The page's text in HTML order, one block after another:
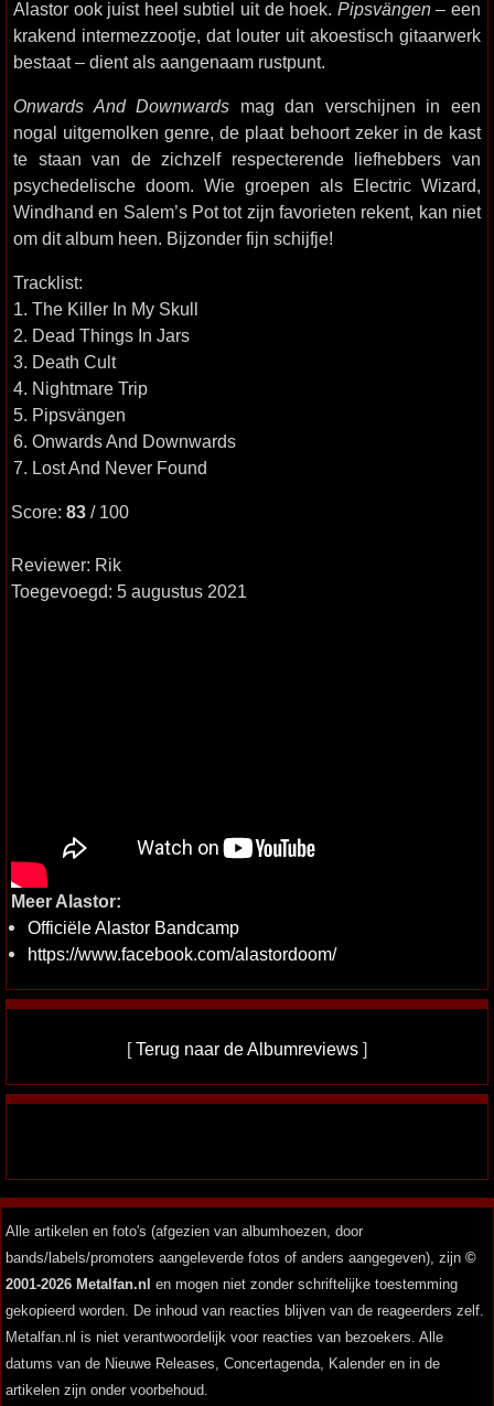
Alastor ook juist heel subtiel uit de hoek. Pipsvängen– een
krakend intermezzootje, dat louter uit akoestisch gitaarwerk
bestaat – dient als aangenaam rustpunt.
Onwards And Downwards mag dan verschijnen in een
nogal uitgemolken genre, de plaat behoort zeker in de kast
te staan van de zichzelf respecterende liefhebbers van
psychedelische doom. Wie groepen als Electric Wizard,
Windhand en Salem’s Pot tot zijn favorieten rekent, kan niet
om dit album heen. Bijzonder fijn schijfje!
Tracklist:
1. The Killer In My Skull
2. Dead Things In Jars
3. Death Cult
4. Nightmare Trip
5. Pipsvängen
6. Onwards And Downwards
7. Lost And Never Found
Score: 83 / 100
Reviewer: Rik
Toegevoegd: 5 augustus 2021
Meer Alastor:
Officiële Alastor Bandcamp
https://www.facebook.com/alastordoom/
[Terug naar de Albumreviews ]
Alle artikelen en foto's (afgezien van albumhoezen, door
bands/labels/promoters aangeleverde fotos of anders aangegeven), zijn ©
2001-2026 Metalfan.nl en mogen niet zonder schriftelijke toestemming
gekopieerd worden. De inhoud van reacties blijven van de reageerders zelf.
Metalfan.nl is niet verantwoordelijk voor reacties van bezoekers. Alle
datums van de Nieuwe Releases, Concertagenda, Kalender en in de
artikelen zijn onder voorbehoud.